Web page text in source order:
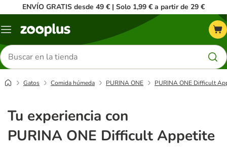
ENVÍO GRATIS desde 49 € | Solo 1,99 € a partir de 29 €
Menú
Buscar
productos
Gatos Comida húmeda PURINA ONE PURINA ONE Difficult
Tu experiencia con
PURINA ONE Difficult Appetite